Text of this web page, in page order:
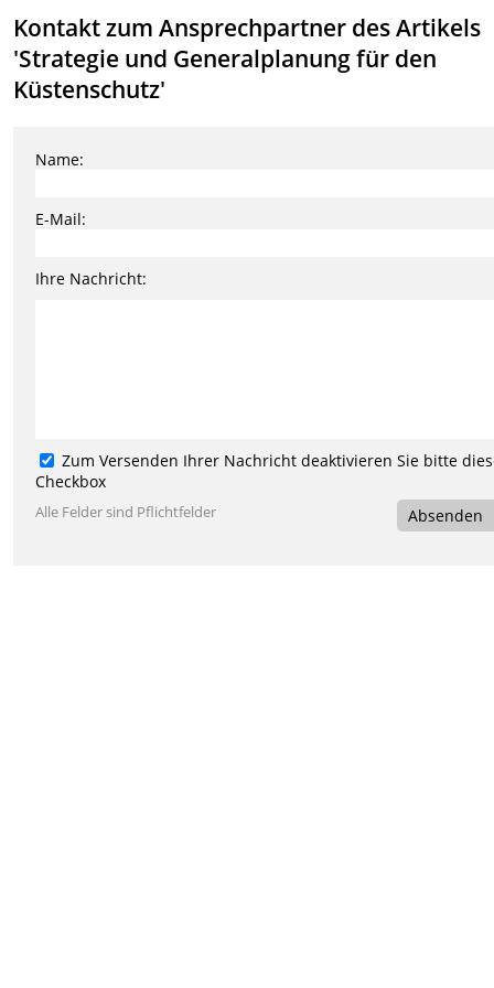
Kontakt zum Ansprechpartner des Artikels
'Strategie und Generalplanung für den
Küstenschutz'
Name:
E-Mail:
Ihre Nachricht:
Zum Versenden Ihrer Nachricht deaktivieren Sie bitte
Checkbox
Alle Felder sind Pflichtfelder Absenden